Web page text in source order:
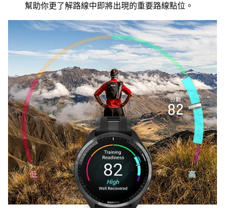
幫助你更了解路線中即將出現的重要路線點位。